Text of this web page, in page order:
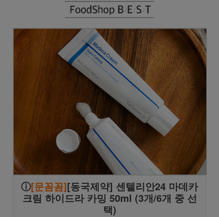
ⓘ[문꼼꼼][동국제약] 센텔리안24 마데카
크림 하이드라 카밍 50ml (3개/6개 중 선
택)